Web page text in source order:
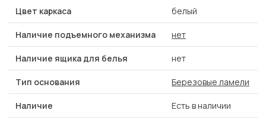
Цвет каркаса белый
Наличие подъемного механизма нет
Наличие ящика для белья нет
Тип основания Березовые ламели
Наличие Есть в наличии